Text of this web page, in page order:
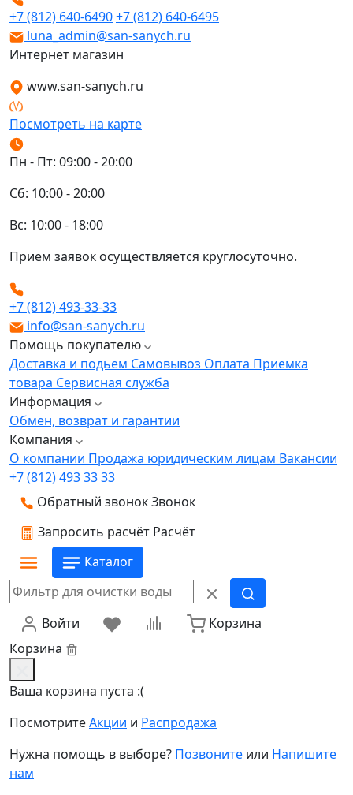
+7 (812) 640-6490+7 (812) 640-6495
luna_admin@san-sanych.ru
Интернет магазин
www.san-sanych.ru
Посмотреть на карте
Пн - Пт: 09:00 - 20:00
Сб: 10:00 - 20:00
Вс: 10:00 - 18:00
Прием заявок осуществляется круглосуточно.
+7 (812) 493-33-33
info@san-sanych.ru
Помощь покупателю
Доставка и подьем Самовывоз Оплата Приемка
товара Сервисная служба
Информация
Обмен, возврат и гарантии
Компания
О компании Продажа юридическим лицам Вакансии
+7 (812) 493 33 33
Обратный звонокЗвонок
Запросить расчёт Расчёт
Каталог
Войти
Корзина
Корзина
Ваша корзина пуста :(
ПосмотритеАкции и Распродажа
Нужна помощь в выборе? Позвоните или Напишите
нам